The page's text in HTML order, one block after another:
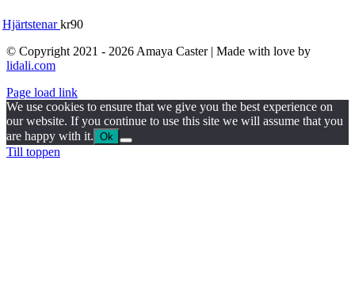
Hjärtstenar kr90
© Copyright 2021 - 2026 Amaya Caster | Made with love by
lidali.com
Page load link
We use cookies to ensure that we give you the best experience on
our website. If you continue to use this site we will assume that you
are happy with it. Ok
Till toppen